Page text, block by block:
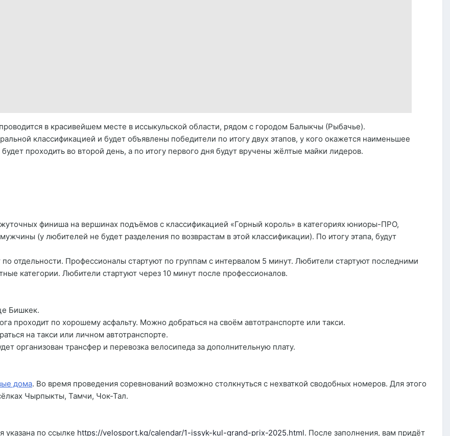
в красивейшем месте в иссыкульской области, рядом с городом Балыкчы (Рыбачье).
классификацией и будет объявлены победители по итогу двух этапов, у кого окажется наименьшее
проходить во второй день, а по итогу первого дня будут вручены жёлтые майки лидеров.
финиша на вершинах подъёмов с классификацией «Горный король» в категориях юниоры-ПРО,
(у любителей не будет разделения по возврастам в этой классификации). По итогу этапа, будут
отдельности. Профессионалы стартуют по группам с интервалом 5 минут. Любители стартуют последними
категории. Любители стартуют через 10 минут после профессионалов.
Бишкек.
проходит по хорошему асфальту. Можно добраться на своём автотранспорте или такси.
на такси или личном автотранспорте.
организован трансфер и перевозка велосипеда за дополнительную плату.
дома. Во время проведения соревнований возможно столкнуться с нехваткой сводобных номеров. Для этого
Чырпыкты, Тамчи, Чок-Тал.
указана по ссылке https://velosport.kg/calendar/1-issyk-kul-grand-prix-2025.html. После заполнения, вам придёт